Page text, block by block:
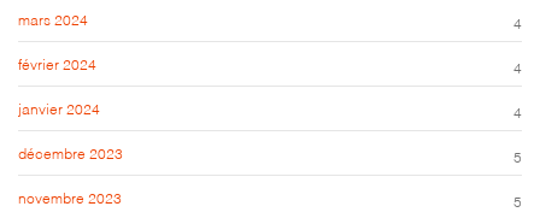
mars 2024 4
février 2024 4
janvier 2024 4
décembre 2023 5
novembre 2023 5